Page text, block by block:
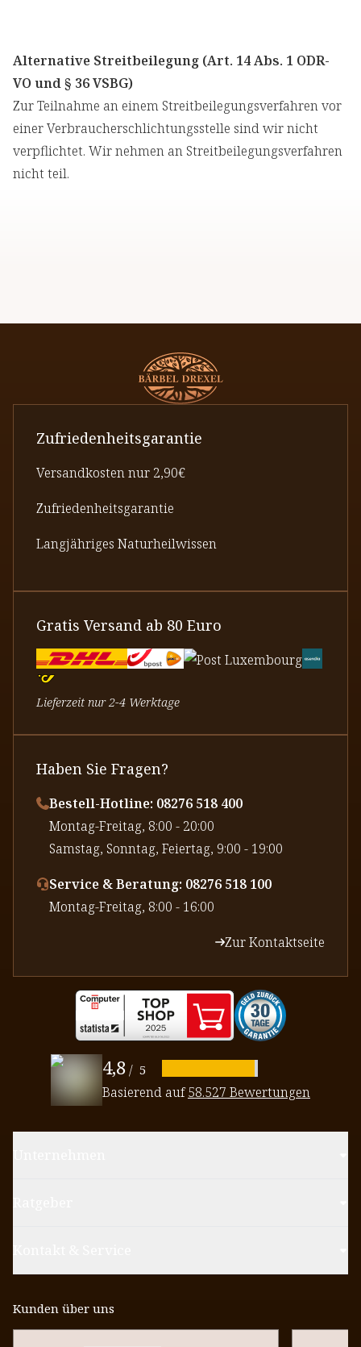
Alternative Streitbeilegung (Art. 14 Abs. 1 ODR-
VO und § 36 VSBG)
Zur Teilnahme an einem Streitbeilegungsverfahren vor
einer Verbraucherschlichtungsstelle sind wir nicht
verpflichtet. Wir nehmen an Streitbeilegungsverfahren
nicht teil.
Zufriedenheitsgarantie
Versandkosten nur 2,90€
Zufriedenheitsgarantie
Langjähriges Naturheilwissen
Gratis Versand ab 80 Euro
Lieferzeit nur 2-4 Werktage
Haben Sie Fragen?
Bestell-Hotline: 08276 518 400
⁠Montag-Freitag, 8:00 - 20:00
⁠Samstag, Sonntag, Feiertag, 9:00 - 19:00
Service & Beratung: 08276 518 100
⁠Montag-Freitag, 8:00 - 16:00
Zur Kontaktseite
4,8/ 5
Basierend auf58.527 Bewertungen
Kunden über uns